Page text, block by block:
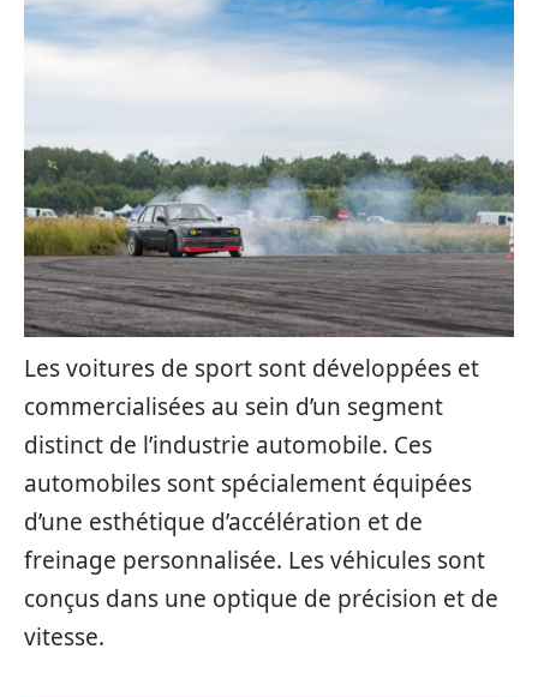
Les voitures de sport sont développées et
commercialisées au sein d’un segment
distinct de l’industrie automobile. Ces
automobiles sont spécialement équipées
d’une esthétique d’accélération et de
freinage personnalisée. Les véhicules sont
conçus dans une optique de précision et de
vitesse.